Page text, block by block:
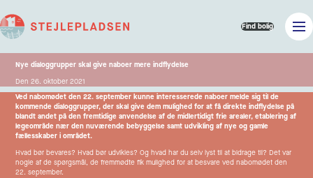
Find bolig
Nye dialoggrupper skal give naboer mere indflydelse
Den 26. oktober 2021
Ved nabomødet den 22. september kunne interesserede naboer melde sig til de
kommende dialoggrupper, der skal give dem mulighed for at få direkte indflydelse på
blandt andet på den fremtidige anvendelse af de midlertidigt frie arealer, etablering af
legeområde nær den nuværende bebyggelse samt udvikling af nye og gamle
fællesskaber i området.
Hvad bør bevares? Hvad bør udvikles? Og hvad har du selv lyst til at bidrage til? Det var
nogle af de spørgsmål, de fremmødte fik mulighed for at besvare ved nabomødet den
22. september.